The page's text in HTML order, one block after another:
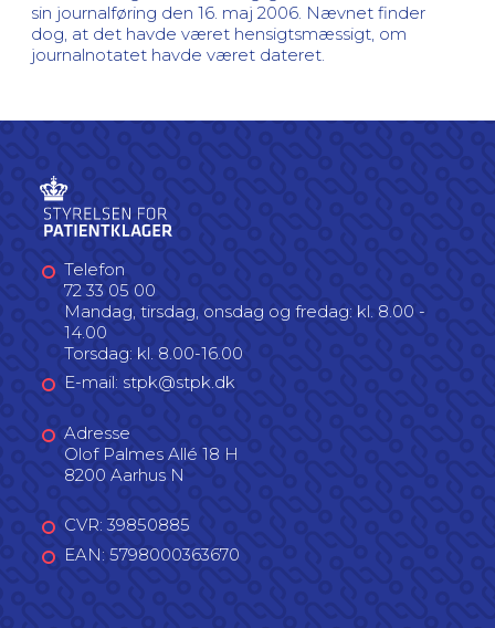
sin journalføring den 16. maj 2006. Nævnet finder
dog, at det havde været hensigtsmæssigt, om
journalnotatet havde været dateret.
Telefon
72 33 05 00
Mandag, tirsdag, onsdag og fredag: kl. 8.00 -
14.00
Torsdag: kl. 8.00-16.00
E-mail: stpk@stpk.dk
Adresse
Olof Palmes Allé 18 H
8200 Aarhus N
CVR: 39850885
EAN: 5798000363670